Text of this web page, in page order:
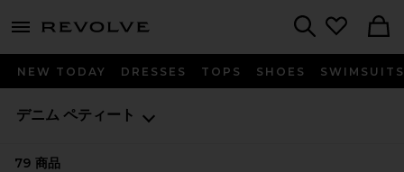
menu - shows more content
NEW TODAY DRESSES TOPS SHOES SWIMSUITS
デニム ペティート
79 商品